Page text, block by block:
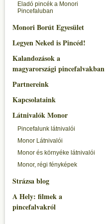
Eladó pincék a Monori
Pincefaluban
Monori Borút Egyesület
Legyen Neked is Pincéd!
Kalandozások a
magyarországi pincefalvakban
Partnereink
Kapcsolataink
Látnivalók Monor
Pincefalunk látnivalói
Monor Látnivalói
Monor és környéke látnivalói
Monor, régi fényképek
Strázsa blog
A Hely: filmek a
pincefalvakról